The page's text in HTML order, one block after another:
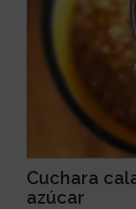
Cuchara
azúcar